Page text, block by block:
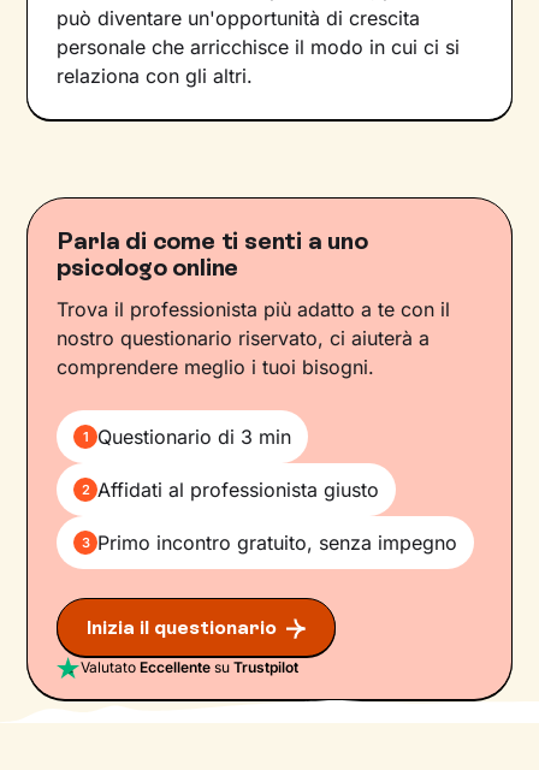
può diventare un'opportunità di crescita
personale che arricchisce il modo in cui ci si
relaziona con gli altri.
Parla di come ti senti a uno
psicologo online
Trova il professionista più adatto a te con il
nostro questionario riservato, ci aiuterà a
comprendere meglio i tuoi bisogni.
1 Questionario di 3 min
2 Affidati al professionista giusto
3 Primo incontro gratuito, senza impegno
Inizia il questionario
ValutatoEccellente suTrustpilot